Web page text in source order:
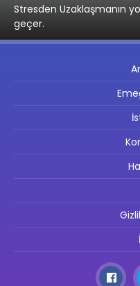
Stresden Uzaklaşmanın
geçer.